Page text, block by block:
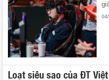
Loạt siêu sao của ĐT